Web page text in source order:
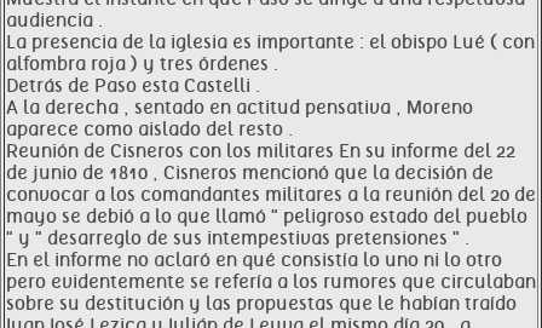
audiencia .
La presencia de la iglesia es importante : el obispo Lué ( con
alfombra roja ) y tres órdenes .
Detrás de Paso esta Castelli .
A la derecha , sentado en actitud pensativa , Moreno
aparece como aislado del resto .
Reunión de Cisneros con los militares En su informe del 22
de junio de 1810 , Cisneros mencionó que la decisión de
convocar a los comandantes militares a la reunión del 20 de
mayo se debió a lo que llamó " peligroso estado del pueblo
" y " desarreglo de sus intempestivas pretensiones " .
En el informe no aclaró en qué consistía lo uno ni lo otro
pero evidentemente se refería a los rumores que circulaban
sobre su destitución y las propuestas que le habían traído